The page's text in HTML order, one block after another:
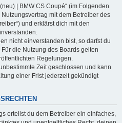
| BMW CS Coupé“ (im Folgenden
mit dem Betreiber des
und erklärst dich mit den
nicht einverstanden bist, so darfst du
die Nutzung des Boards gelten
Regelungen.
Zeit geschlossen und kann
einer Frist jederzeit gekündigt
erteilst du dem Betreiber ein einfaches,